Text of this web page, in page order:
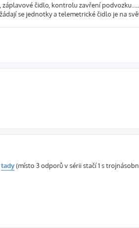
čidlo, kontrolu zavření
se jednotky a telemetrické čidlo je na
tady(místo 3 odporů v sérii stačí 1 s